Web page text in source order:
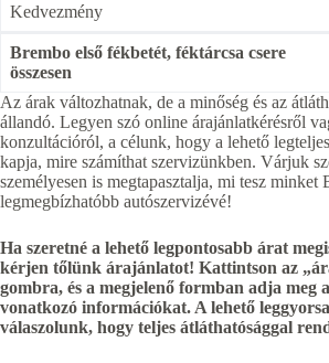
Kedvezmény
Brembo első fékbetét, féktárcsa csere
összesen
Az árak változhatnak, de a minőség és az
állandó. Legyen szó online árajánlatkérésről
konzultációról, a célunk, hogy a lehető
kapja, mire számíthat szervizünkben. Várjuk
személyesen is megtapasztalja, mi tesz minket
legmegbízhatóbb autószervizévé!
Ha szeretné a lehető legpontosabb árat
kérjen tőlünk árajánlatot! Kattintson az
gombra, és a megjelenő formban adja meg
vonatkozó információkat. A lehető
válaszolunk, hogy teljes átláthatósággal